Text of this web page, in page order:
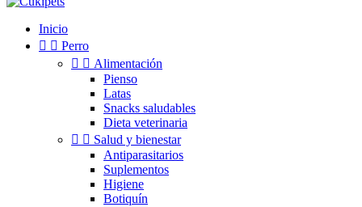
Inicio
  Perro
  Alimentación
Pienso
Latas
Snacks saludables
Dieta veterinaria
  Salud y bienestar
Antiparasitarios
Suplementos
Higiene
Botiquín